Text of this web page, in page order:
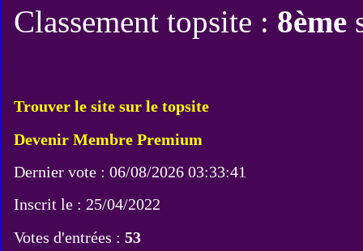
Classement topsite : 8ème
Trouver le site sur le topsite
Devenir Membre Premium
Dernier vote : 06/08/2026 03:33:41
Inscrit le : 25/04/2022
Votes d'entrées : 53